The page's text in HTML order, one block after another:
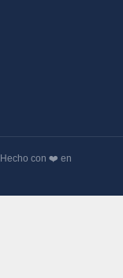
con ❤️ en